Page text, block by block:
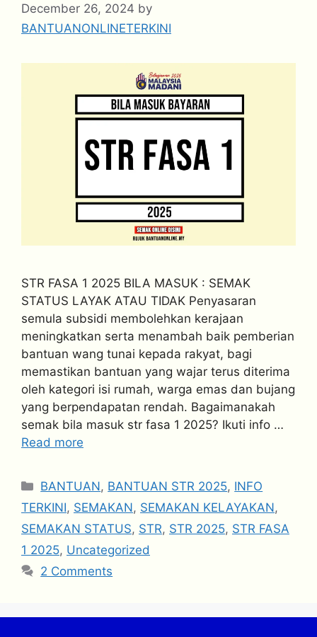
December 26, 2024 by
BANTUANONLINETERKINI
STR FASA 1 2025 BILA MASUK : SEMAK
STATUS LAYAK ATAU TIDAK Penyasaran
semula subsidi membolehkan kerajaan
meningkatkan serta menambah baik pemberian
bantuan wang tunai kepada rakyat, bagi
memastikan bantuan yang wajar terus diterima
oleh kategori isi rumah, warga emas dan bujang
yang berpendapatan rendah. Bagaimanakah
semak bila masuk str fasa 1 2025? Ikuti info …
Read more
Categories
BANTUAN, BANTUAN STR 2025, INFO
TERKINI, SEMAKAN, SEMAKAN KELAYAKAN,
SEMAKAN STATUS, STR, STR 2025, STR FASA
1 2025, Uncategorized
2 Comments